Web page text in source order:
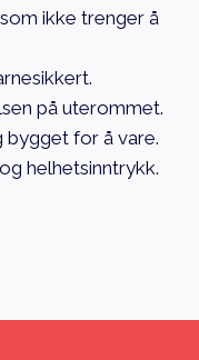
ikke trenger å
på uterommet.
for å vare.
helhetsinntrykk.